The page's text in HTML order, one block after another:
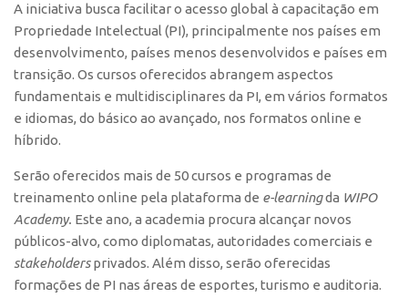
Bolsa Startup USP
Conexão USP
Conexão Inter-USP
Inteligência Competitiva
Editais
Pesquisa na USP
EMBRAPIIs
A iniciativa busca facilitar o acesso global à capacitação em
Propriedade Intelectual (PI), principalmente nos países em
desenvolvimento, países menos desenvolvidos e países em
transição. Os cursos oferecidos abrangem aspectos
fundamentais e multidisciplinares da PI, em vários formatos
e idiomas, do básico ao avançado, nos formatos online e
híbrido.
Serão oferecidos mais de 50 cursos e programas de
treinamento online pela plataforma de e-learningda WIPO
Academy. Este ano, a academia procura alcançar novos
públicos-alvo, como diplomatas, autoridades comerciais e
stakeholdersprivados. Além disso, serão oferecidas
formações de PI nas áreas de esportes, turismo e auditoria.